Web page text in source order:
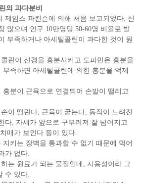
의 과다분비
제임스 파킨슨에 의해 처음 보고되었다. 신
많으며 인구 10만명당 50-60명 비율로 발
부족하거나 아세틸콜린이 과다한 것이 원
린이 신경을 흥분시키고 도파민은 흥분을
족하면 아세틸콜린에 의한 흥분을 억제
흥분이 근육으로 연결되어 손발이 떨리고
이 떨린다, 근육이 굳는다, 동작이 느려진
다, 자세가 앞으로 구부러져 잘 넘어지고
매가 보인다 등이 있다.
키는 장벽을 통과할 수 없기 때문에 먹어
가 없다.
는 원료가 되는 물질인데, 지용성이라 그
수 있다.